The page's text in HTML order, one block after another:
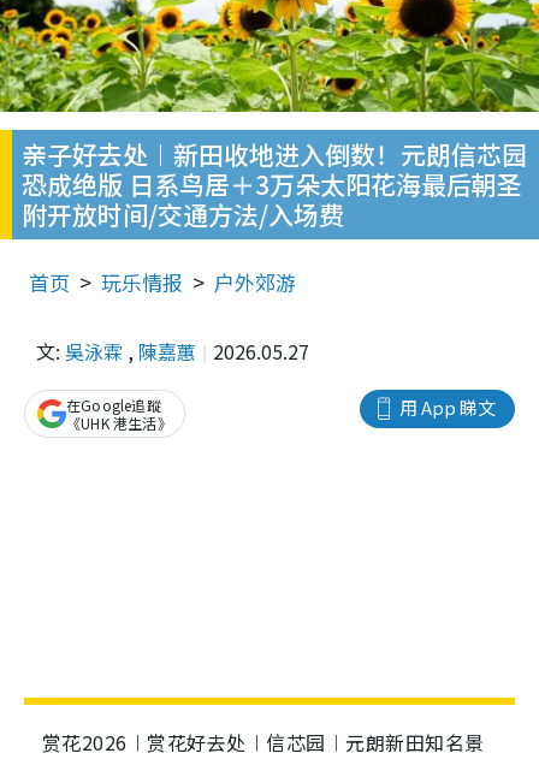
亲子好去处︱新田收地进入倒数！元朗信芯园
恐成绝版 日系鸟居＋3万朵太阳花海最后朝圣
附开放时间/交通方法/入场费
首页 玩乐情报 户外郊游
文: 吳泳霖 , 陳嘉蕙 2026.05.27
用 App 睇文
在Google追蹤
《UHK 港生活》
赏花2026︱赏花好去处︱信芯园︱元朗新田知名景